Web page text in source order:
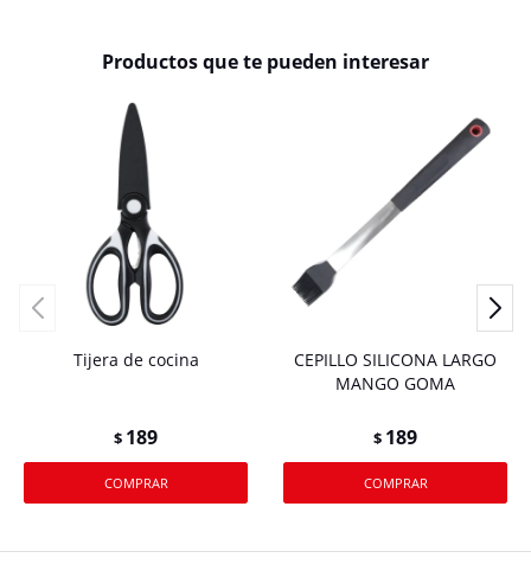
Productos que te pueden interesar
Tijera de cocina
$ 189
CEPILLO SILICONA LARGO
MANGO GOMA
$ 189